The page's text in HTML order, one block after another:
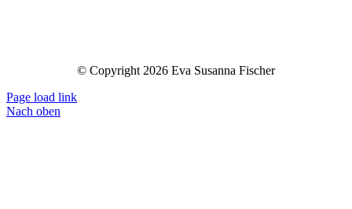
© Copyright 2026 Eva Susanna Fischer
Page load link
Nach oben